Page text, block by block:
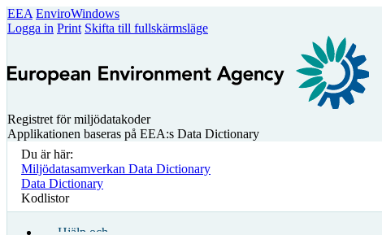
EEA EnviroWindows
Logga in Print Skifta till fullskärmsläge
Registret för miljödatakoder
Applikationen baseras på EEA:s Data Dictionary
Du är här:
Miljödatasamverkan Data Dictionary
Data Dictionary
Kodlistor
Hjälp och